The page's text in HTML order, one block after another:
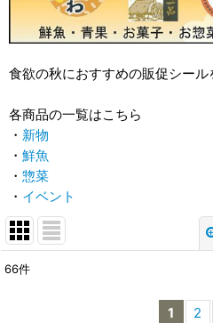
食欲の秋におすすめの販促シー
各商品の一覧はこちら
・ 新物
・ 鮮魚
・ 惣菜
・ イベント
66件
1 2